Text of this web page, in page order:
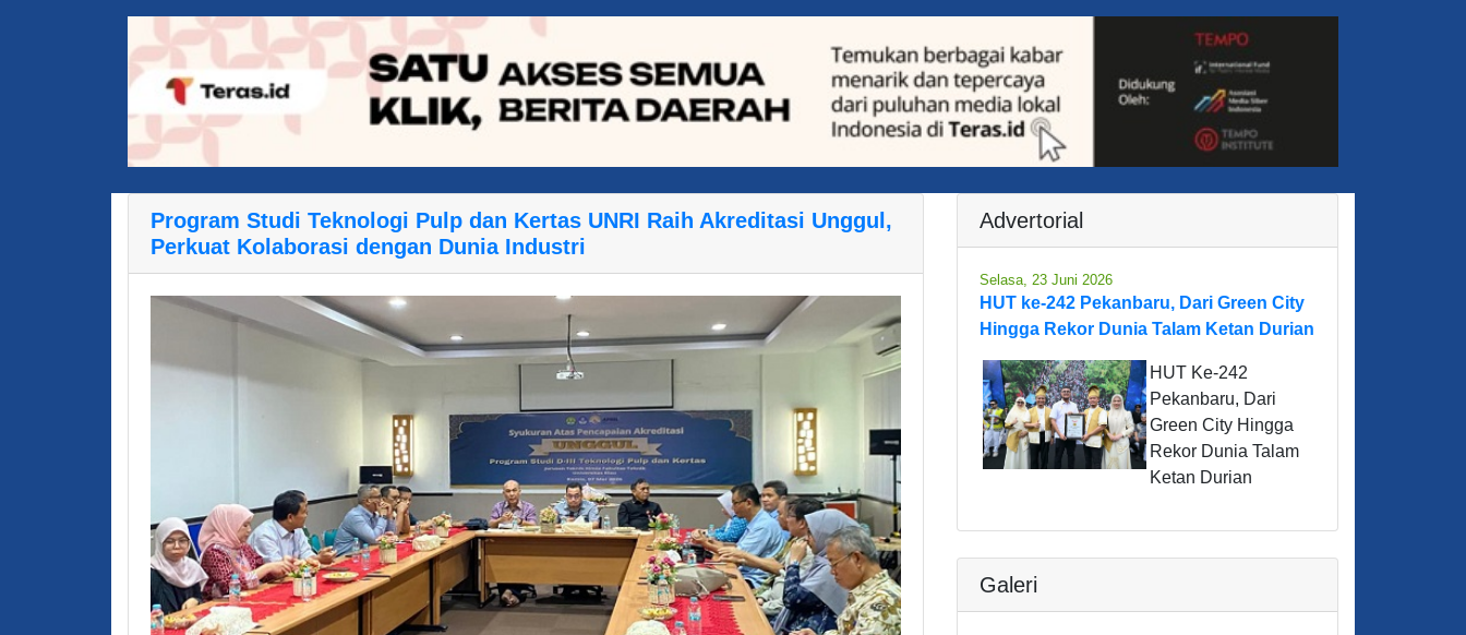
Program Studi Teknologi Pulp dan Kertas UNRI Raih Akreditasi Unggul,
Perkuat Kolaborasi dengan Dunia Industri
Advertorial
Selasa, 23 Juni 2026
HUT ke-242 Pekanbaru, Dari Green City
Hingga Rekor Dunia Talam Ketan Durian
HUT Ke-242
Pekanbaru, Dari
Green City Hingga
Rekor Dunia Talam
Ketan Durian
Galeri